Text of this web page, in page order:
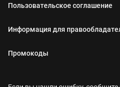
Пользовательское соглашение
Информация для
Промокоды